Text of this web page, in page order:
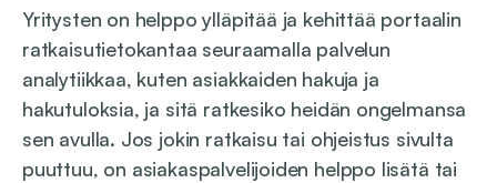
Yritysten on helppo ylläpitää ja kehittää portaalin
ratkaisutietokantaa seuraamalla palvelun
analytiikkaa, kuten asiakkaiden hakuja ja
hakutuloksia, ja sitä ratkesiko heidän ongelmansa
sen avulla. Jos jokin ratkaisu tai ohjeistus sivulta
puuttuu, on asiakaspalvelijoiden helppo lisätä tai